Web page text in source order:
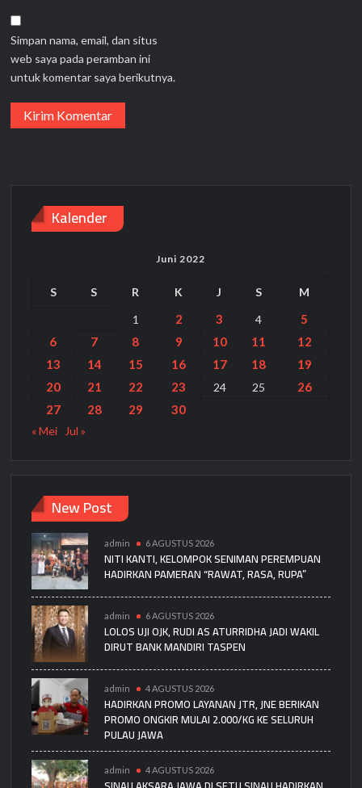
Simpan nama, email, dan situs
web saya pada peramban ini
untuk komentar saya berikutnya.
Kalender
Juni 2022
S S R K J S
M
1
2 3 4
5
6
7 8 9 10 11
12
13
14 15 16 17 18
19
20
21 22 23 24 25
26
27
28 29 30
« Mei Jul »
New Post
admin 6 AGUSTUS 2026
NITI KANTI, KELOMPOK SENIMAN PEREMPUAN
HADIRKAN PAMERAN “RAWAT, RASA, RUPA”
admin 6 AGUSTUS 2026
LOLOS UJI OJK, RUDI AS ATURRIDHA JADI WAKIL
DIRUT BANK MANDIRI TASPEN
admin 4 AGUSTUS 2026
HADIRKAN PROMO LAYANAN JTR, JNE BERIKAN
PROMO ONGKIR MULAI 2.000/KG KE SELURUH
PULAU JAWA
admin 4 AGUSTUS 2026